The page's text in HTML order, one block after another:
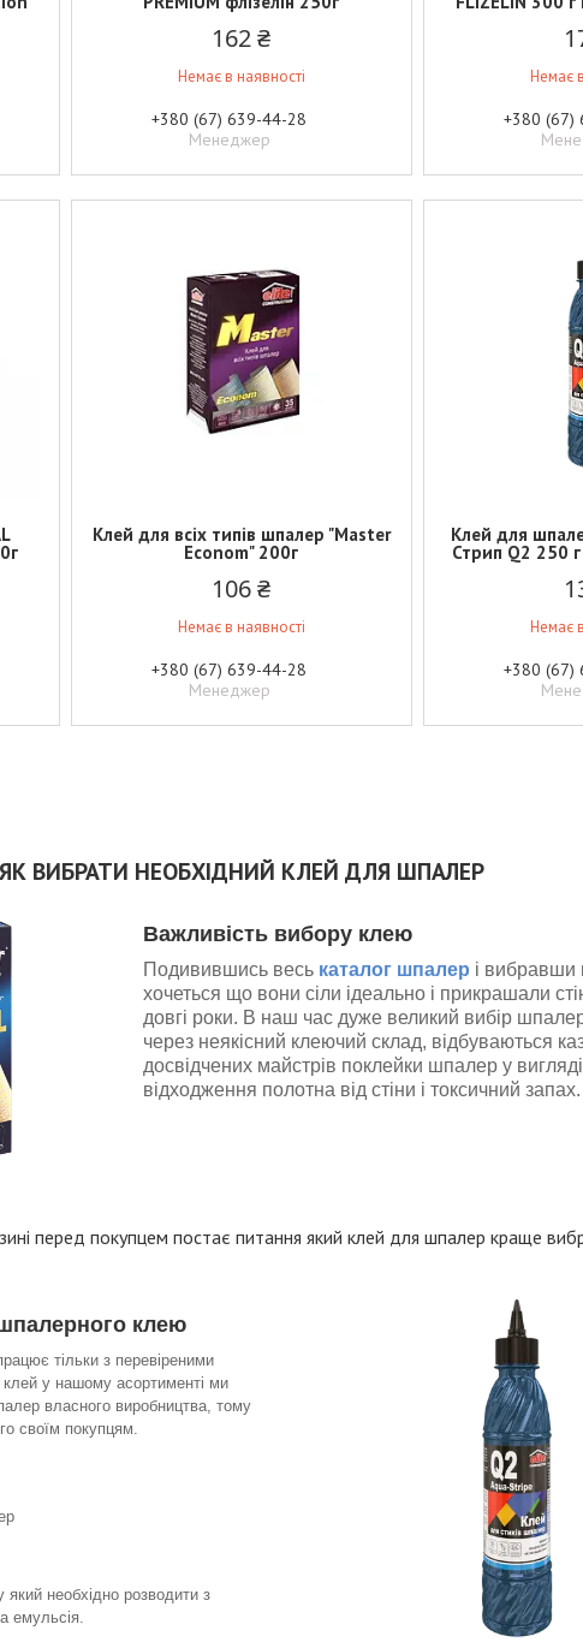
162 ₴
Немає в наявності
+380 (67) 639-44-28
Менеджер
Немає
+380 (67)
Клей для всіх типів шпалер "Master
Econom" 200г
106 ₴
Немає в наявності
+380 (67) 639-44-28
Менеджер
Клей для
Стрип Q2 250
Немає
+380 (67)
ЯК ВИБРАТИ НЕОБХІДНИЙ КЛЕЙ ДЛЯ ШПАЛЕР
Важливість вибору клею
Подивившись весь каталог шпалер і вибравши
хочеться що вони сіли ідеально і прикрашали
довгі роки. В наш час дуже великий вибір
через неякісний клеючий склад, відбуваються
досвідчених майстрів поклейки шпалер у
відходження полотна від стіни і токсичний запах.
перед покупцем постає питання який клей для шпалер краще
клею
тільки з перевіреними
у нашому асортименті ми
власного виробництва, тому
своїм покупцям.
необхідно розводити з
емульсія.